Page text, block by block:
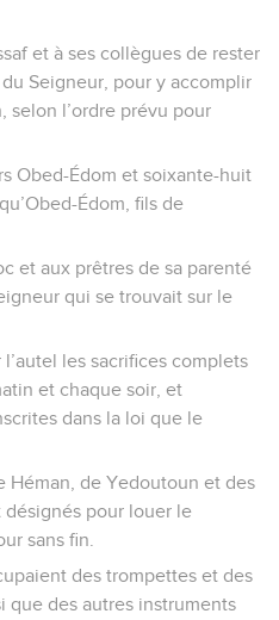
et à ses collègues de rester
Seigneur, pour y accomplir
selon l’ordre prévu pour
Obed-Édom et soixante-huit
Édom, fils de
et aux prêtres de sa parenté
qui se trouvait sur le
les sacrifices complets
et chaque soir, et
dans la loi que le
Héman, de Yedoutoun et des
désignés pour louer le
sans fin.
des trompettes et des
que des autres instruments